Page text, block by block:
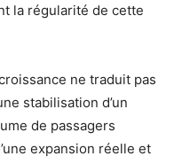
la régularité de cette
ne traduit pas
stabilisation d’un
de passagers
expansion réelle et